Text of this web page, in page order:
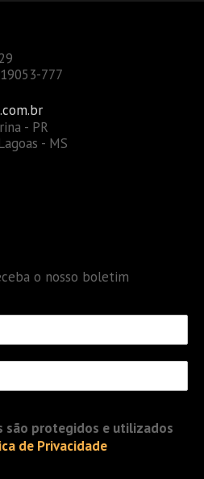
777
- PR
- MS
o nosso boletim
são protegidos e utilizados
de Privacidade